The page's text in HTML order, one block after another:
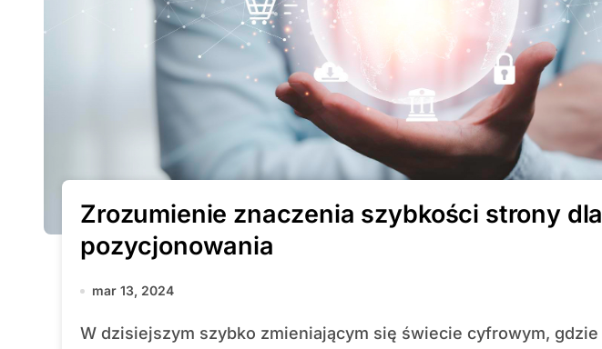
Zrozumienie znaczenia szybkości strony dla
pozycjonowania
mar 13, 2024
W dzisiejszym szybko zmieniającym się świecie cyfrowym, gdzie pierwsze wrażenie